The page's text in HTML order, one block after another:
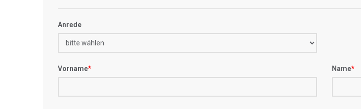
Anrede
Vorname* Name*